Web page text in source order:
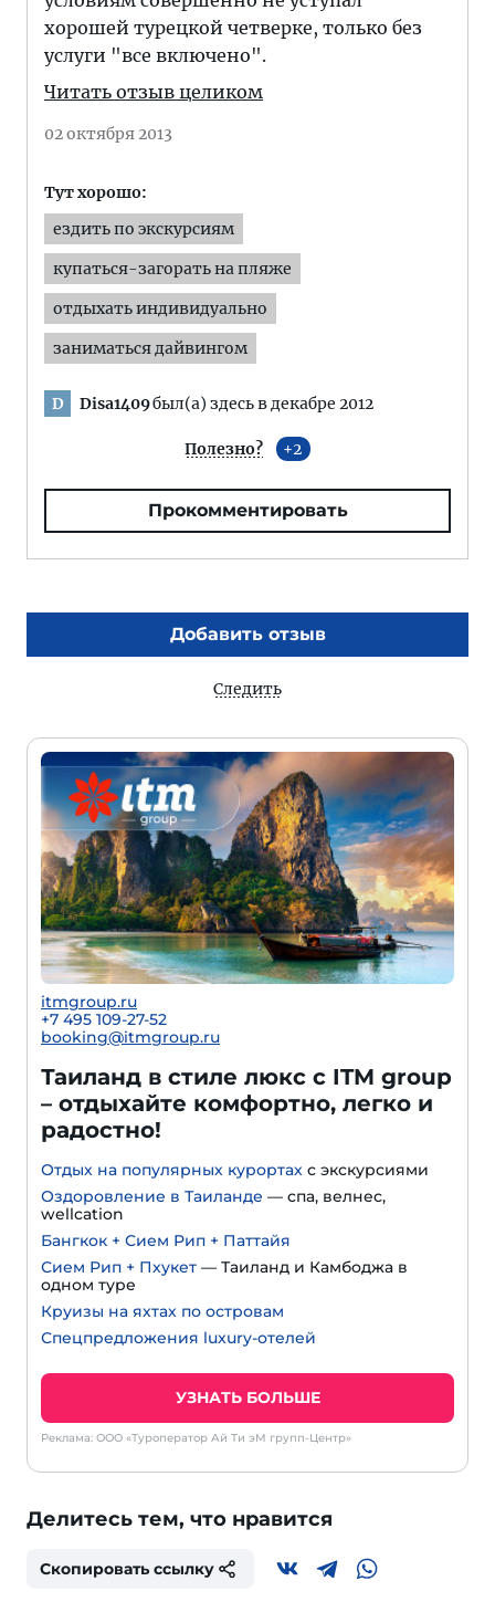
хорошей турецкой четверке, только без
услуги "все включено".
Читать отзыв целиком
02 октября 2013
Тут хорошо:
ездить по экскурсиям
купаться-загорать на пляже
отдыхать индивидуально
заниматься дайвингом
D Disa1409был(а) здесь в декабре 2012
Полезно? 2
Прокомментировать
Добавить отзыв
Следить
itmgroup.ru
+7 495 109-27-52
booking@itmgroup.ru
Таиланд в стиле люкс с ITM group
– отдыхайте комфортно, легко и
радостно!
Отдых на популярных курортах с экскурсиями
Оздоровление в Таиланде — спа, велнес,
wellcation
Бангкок + Сием Рип + Паттайя
Сием Рип + Пхукет — Таиланд и Камбоджа в
одном туре
Круизы на яхтах по островам
Спецпредложения luxury-отелей
УЗНАТЬ БОЛЬШЕ
Реклама: ООО «Туроператор Ай Ти эМ групп-Центр»
Делитесь тем, что нравится
Скопировать ссылку